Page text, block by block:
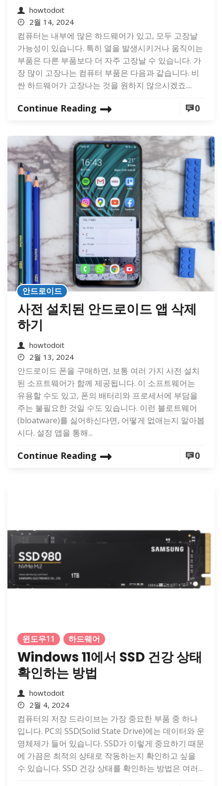
howtodoit
2월 14, 2024
컴퓨터는 내부에 많은 하드웨어가 있고, 모두 고장날
가능성이 있습니다. 특히 열을 발생시키거나 움직이는
부품은 다른 부품보다 더 자주 고장날 수 있습니다. 가
장 많이 고장나는 컴퓨터 부품은 다음과 같습니다. 비
싼 하드웨어가 고장나는 것을 원하지 않으시겠죠....
Continue Reading 0
안드로이드
사전 설치된 안드로이드 앱 삭제
하기
howtodoit
2월 13, 2024
안드로이드 폰을 구매하면, 보통 여러 가지 사전 설치
된 소프트웨어가 함께 제공됩니다. 이 소프트웨어는
유용할 수도 있고, 폰의 배터리와 프로세서에 부담을
주는 불필요한 것일 수도 있습니다. 이런 블로트웨어
(bloatware)를 싫어하신다면, 어떻게 없애는지 알아봅
시다. 설정 앱을 통해...
Continue Reading 0
윈도우11 하드웨어
Windows 11에서 SSD 건강 상태
확인하는 방법
howtodoit
2월 4, 2024
컴퓨터의 저장 드라이브는 가장 중요한 부품 중 하나
입니다. PC의 SSD(Solid State Drive)에는 데이터와 운
영체제가 들어 있습니다. SSD가 이렇게 중요하기 때문
에 가끔은 최적의 상태로 작동하는지 확인하고 싶을
수 있습니다. SSD 건강 상태를 확인하는 방법은 여러...